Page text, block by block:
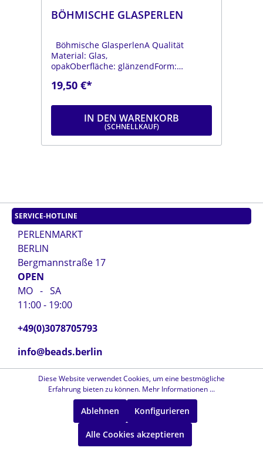
BÖHMISCHE GLASPERLEN
Böhmische GlasperlenA Qualität
Material: Glas,
opakOberfläche: glänzendForm:
moosgrünDurchmesser: ca. 6 mmLänge:
19,50 €*
IN DEN WARENKORB
SERVICE-HOTLINE
PERLENMARKT
BERLIN
Bergmannstraße 17
OPEN
MO - SA
11:00 - 19:00
+49(0)3078705793
info@beads.berlin
SHOPSERVICE
Diese Website verwendet Cookies, um eine bestmögliche
Erfahrung bieten zu können. Mehr Informationen ...
Ablehnen Konfigurieren
Alle Cookies akzeptieren